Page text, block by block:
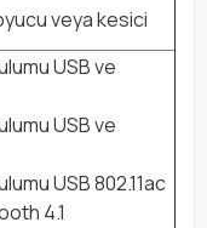
veya kesici
USB ve
USB ve
USB 802.11ac
4.1